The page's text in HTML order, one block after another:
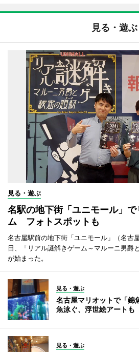
見る・遊ぶ
見る・遊ぶ
名駅の地下街「ユニモール」
ム フォトスポットも
名古屋駅前の地下街「ユニモール」（名古
日、「リアル謎解きゲーム～マルーニ男爵
が始まった。
見る・遊ぶ
名古屋マリオットで「
魚泳ぐ、浮世絵アートも
見る・遊ぶ